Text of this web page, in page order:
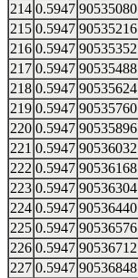
214 0.5947 90535080
215 0.5947 90535216
216 0.5947 90535352
217 0.5947 90535488
218 0.5947 90535624
219 0.5947 90535760
220 0.5947 90535896
221 0.5947 90536032
222 0.5947 90536168
223 0.5947 90536304
224 0.5947 90536440
225 0.5947 90536576
226 0.5947 90536712
227 0.5947 90536848